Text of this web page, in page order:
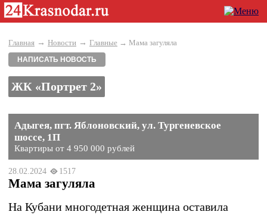
Главная → Новости → Главные → Мама загуляла
НАПИСАТЬ НОВОСТЬ
ЖК «Портрет 2»
Адыгея, пгт. Яблоновский, ул. Тургеневское
шоссе, 1П
Квартиры от 4 950 000 рублей
28.02.2024 1517
Мама загуляла
На Кубани многодетная женщина оставила